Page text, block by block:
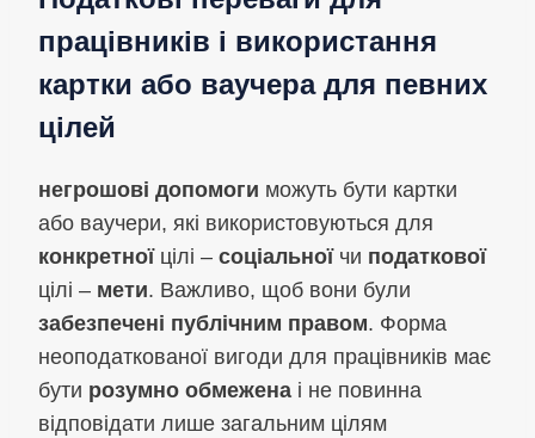
працівників і використання
картки або ваучера для певних
цілей
негрошові допомоги можуть бути картки
або ваучери, які використовуються для
конкретноїцілі – соціальноїчи податкової
цілі – мети. Важливо, щоб вони були
забезпечені публічним правом. Форма
неоподаткованої вигоди для працівників має
бути розумно обмежена і не повинна
відповідати лише загальним цілям